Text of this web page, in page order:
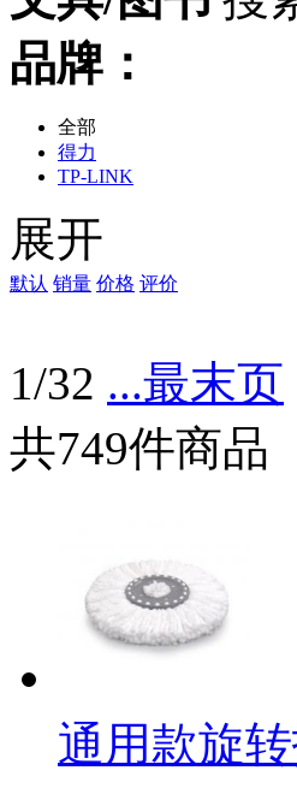
品牌：
全部
得力
TP-LINK
齐心
晨光
铭大金碟（MNDA）
广博(GuangBo)
可得优
康艺（KANGYI）
成文厚
旗牌
晨信
朗捷
南韩
美厨
展开
默认 销量 价格 评价
1/32 ...最末页
共749件商品
通用款旋